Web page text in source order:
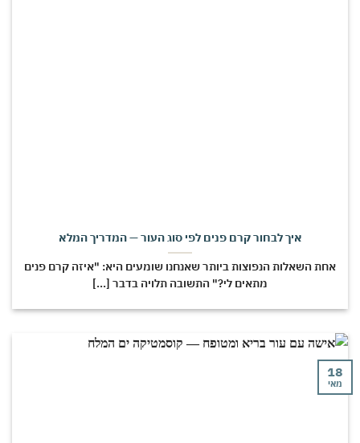
איך לבחור קרם פנים לפי סוג העור — המדריך המלא
אחת השאלות הנפוצות ביותר שאנחנו שומעים היא: "איזה קרם פנים
מתאים לי?" התשובה תלויה בדבר [...]